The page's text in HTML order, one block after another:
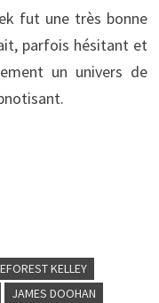
fut une très bonne
parfois hésitant et
un univers de
KELLEY
JAMES DOOHAN